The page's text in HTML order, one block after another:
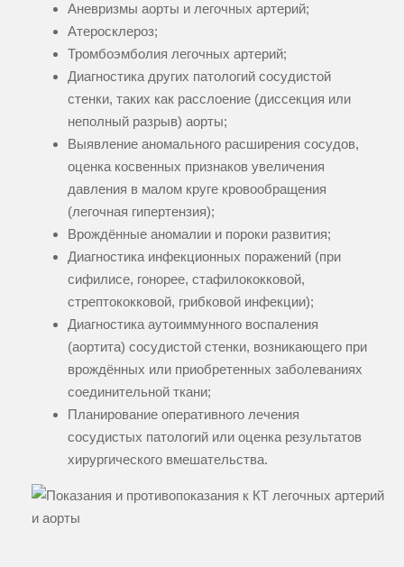
Аневризмы аорты и легочных артерий;
Атеросклероз;
Тромбоэмболия легочных артерий;
Диагностика других патологий сосудистой
стенки, таких как расслоение (диссекция или
неполный разрыв) аорты;
Выявление аномального расширения сосудов,
оценка косвенных признаков увеличения
давления в малом круге кровообращения
(легочная гипертензия);
Врождённые аномалии и пороки развития;
Диагностика инфекционных поражений (при
сифилисе, гонорее, стафилококковой,
стрептококковой, грибковой инфекции);
Диагностика аутоиммунного воспаления
(аортита) сосудистой стенки, возникающего при
врождённых или приобретенных заболеваниях
соединительной ткани;
Планирование оперативного лечения
сосудистых патологий или оценка результатов
хирургического вмешательства.